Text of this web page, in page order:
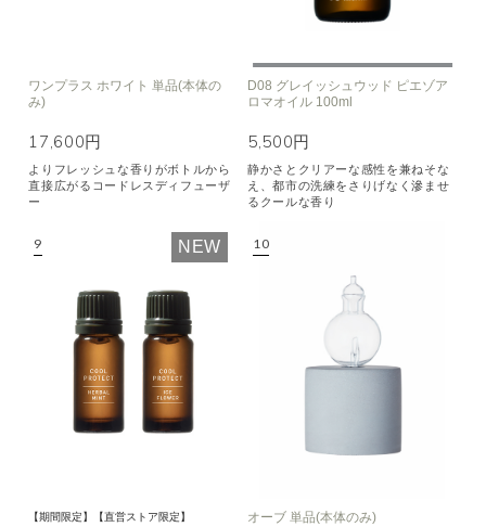
ワンプラス ホワイト 単品(本体の
み)
17,600円
よりフレッシュな香りがボトルから
直接広がるコードレスディフューザ
ー
D08 グレイッシュウッド ピエゾア
ロマオイル 100ml
5,500円
静かさとクリアーな感性を兼ねそな
え、都市の洗練をさりげなく滲ませ
るクールな香り
NEW
【期間限定】【直営ストア限定】 オーブ 単品(本体のみ)